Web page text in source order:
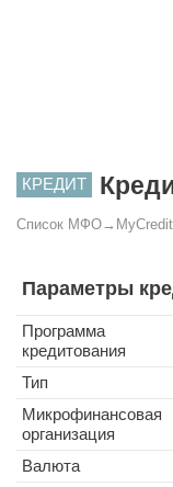
КРЕДИТ
Список МФО→ MyCredit
Параметры
Программа
кредитования
Тип
Микрофинансовая
организация
Валюта